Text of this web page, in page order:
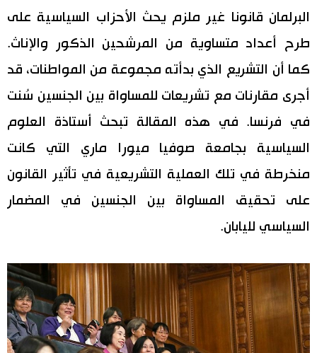
البرلمان قانونا غير ملزم يحث الأحزاب السياسية على
طرح أعداد متساوية من المرشحين الذكور والإناث.
كما أن التشريع الذي بدأته مجموعة من المواطنات، قد
أجرى مقارنات مع تشريعات للمساواة بين الجنسين سُنت
في فرنسا. في هذه المقالة تبحث أستاذة العلوم
السياسية بجامعة صوفيا ميورا ماري التي كانت
منخرطة في تلك العملية التشريعية في تأثير القانون
على تحقيق المساواة بين الجنسين في المضمار
السياسي لليابان.